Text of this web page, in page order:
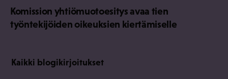
Komission yhtiömuotoesitys avaa tien
työntekijöiden oikeuksien kiertämiselle
Kaikki blogikirjoitukset